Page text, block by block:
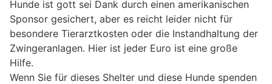
Hunde ist gott sei Dank durch einen amerikanischen
Sponsor gesichert, aber es reicht leider nicht für
besondere Tierarztkosten oder die Instandhaltung der
Zwingeranlagen. Hier ist jeder Euro ist eine große
Hilfe.
Wenn Sie für dieses Shelter und diese Hunde spenden